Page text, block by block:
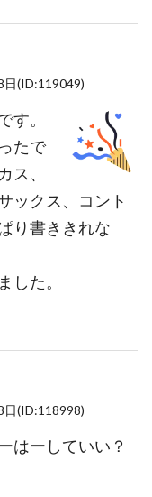
日(ID:119049)
す。
たで
ス、
ックス、コント
り書ききれな
した。
日(ID:118998)
はーしていい？